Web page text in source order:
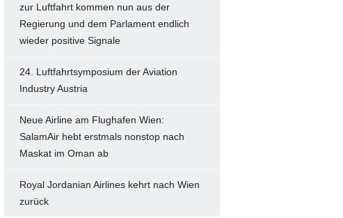
zur Luftfahrt kommen nun aus der
Regierung und dem Parlament endlich
wieder positive Signale
24. Luftfahrtsymposium der Aviation
Industry Austria
Neue Airline am Flughafen Wien:
SalamAir hebt erstmals nonstop nach
Maskat im Oman ab
Royal Jordanian Airlines kehrt nach Wien
zurück